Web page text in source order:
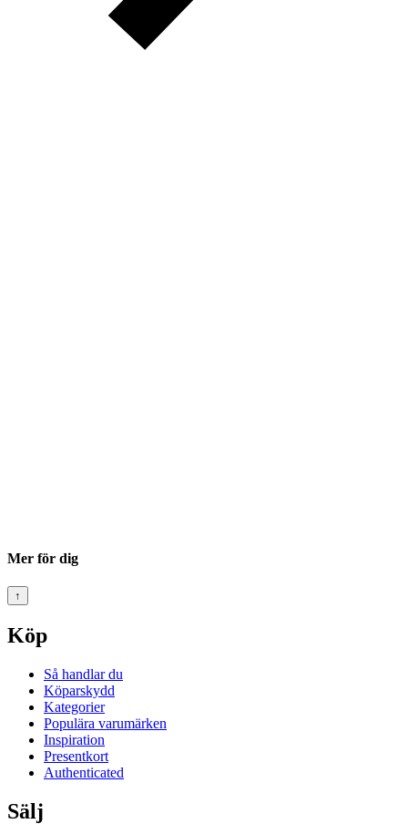
Mer för dig
↑
Köp
Så handlar du
Köparskydd
Kategorier
Populära varumärken
Inspiration
Presentkort
Authenticated
Sälj